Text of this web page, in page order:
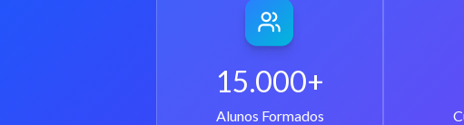
15.000+
Alunos Formados